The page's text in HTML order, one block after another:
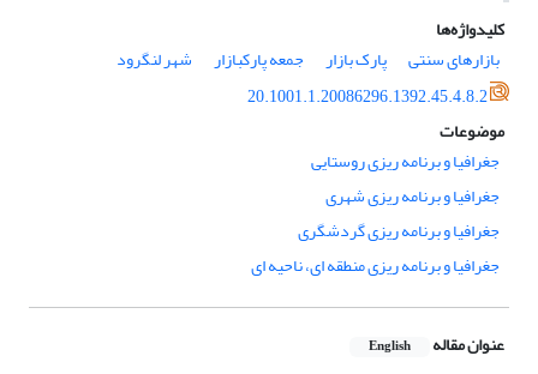
کلیدواژه‌ها
بازارهای سنتی
پارک بازار جمعه پارک‎بازار
شهر لنگرود
20.1001.1.20086296.1392.45.4.8.2
موضوعات
جغرافیا و برنامه ریزی روستایی
جغرافیا و برنامه ریزی شهری
جغرافیا و برنامه ریزی گردشگری
جغرافیا و برنامه ریزی منطقه ای، ناحیه ای
عنوان مقاله English